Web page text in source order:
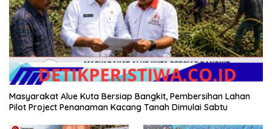
Masyarakat Alue Kuta Bersiap Bangkit, Pembersihan Lahan
Pilot Project Penanaman Kacang Tanah Dimulai Sabtu